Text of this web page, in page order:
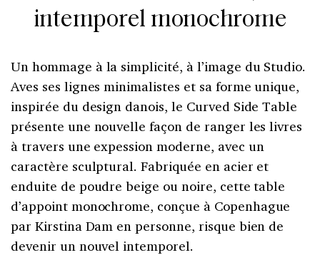
intemporel monochrome
Un hommage à la simplicité, à l’image du Studio.
Aves ses lignes minimalistes et sa forme unique,
inspirée du design danois, le Curved Side Table
présente une nouvelle façon de ranger les livres
à travers une expession moderne, avec un
caractère sculptural. Fabriquée en acier et
enduite de poudre beige ou noire, cette table
d’appoint monochrome, conçue à Copenhague
par Kirstina Dam en personne, risque bien de
devenir un nouvel intemporel.